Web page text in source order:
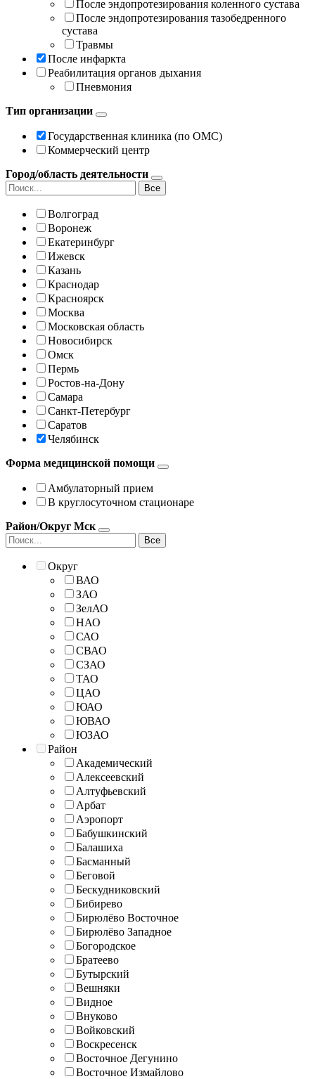
После эндопротезирования коленного сустава
После эндопротезирования тазобедренного
сустава
Травмы
После инфаркта
Реабилитация органов дыхания
Пневмония
Тип организации
Государственная клиника (по ОМС)
Коммерческий центр
Город/область деятельности
Все
Волгоград
Воронеж
Екатеринбург
Ижевск
Казань
Краснодар
Красноярск
Москва
Московская область
Новосибирск
Омск
Пермь
Ростов-на-Дону
Самара
Санкт-Петербург
Саратов
Челябинск
Форма медицинской помощи
Амбулаторный прием
В круглосуточном стационаре
Район/Округ Мск
Все
Округ
ВАО
ЗАО
ЗелАО
НАО
САО
СВАО
СЗАО
ТАО
ЦАО
ЮАО
ЮВАО
ЮЗАО
Район
Академический
Алексеевский
Алтуфьевский
Арбат
Аэропорт
Бабушкинский
Балашиха
Басманный
Беговой
Бескудниковский
Бибирево
Бирюлёво Восточное
Бирюлёво Западное
Богородское
Братеево
Бутырский
Вешняки
Видное
Внуково
Войковский
Воскресенск
Восточное Дегунино
Восточное Измайлово